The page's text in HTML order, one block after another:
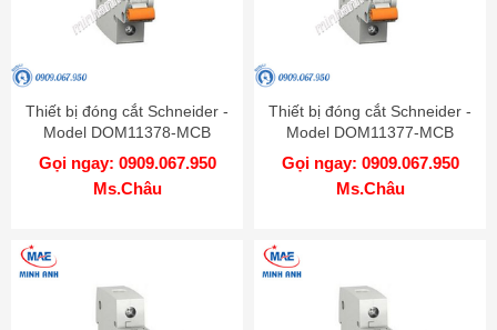
Thiết bị đóng cắt Schneider -
Model DOM11378-MCB
Gọi ngay: 0909.067.950
Ms.Châu
Thiết bị đóng cắt Schneider -
Model DOM11377-MCB
Gọi ngay: 0909.067.950
Ms.Châu